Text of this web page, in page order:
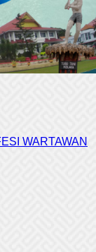
WARTAWAN